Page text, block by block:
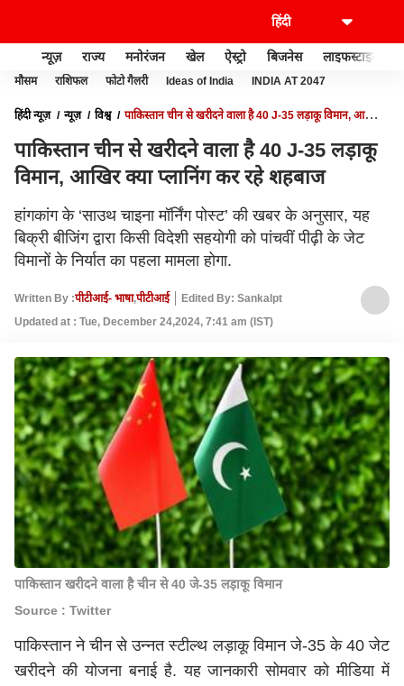
न्यूज़ राज्य मनोरंजन खेल ऐस्ट्रो बिजनेस लाइफस्टाइल
मौसम राशिफल फोटो गैलरी Ideas of India INDIA AT 2047
हिंदी न्यूज़ न्यूज़ विश्व
पाकिस्तान चीन से खरीदने वाला है 40 J-35 लड़ाकू विमान, आखिर
पाकिस्तान चीन से खरीदने वाला है 40 J-35 लड़ाकू
विमान, आखिर क्या प्लानिंग कर रहे शहबाज
हांगकांग के ‘साउथ चाइना मॉर्निंग पोस्ट’ की खबर के अनुसार, यह
बिक्री बीजिंग द्वारा किसी विदेशी सहयोगी को पांचवीं पीढ़ी के जेट
विमानों के निर्यात का पहला मामला होगा.
Written By :पीटीआई- भाषा,पीटीआई
Edited By: Sankalpt
Updated at : Tue, December 24,2024, 7:41 am (IST)
पाकिस्तान खरीदने वाला है चीन से 40 जे-35 लड़ाकू विमान
Source : Twitter
पाकिस्तान ने चीन से उन्नत स्टील्थ लड़ाकू विमान जे-35 के 40 जेट
खरीदने की योजना बनाई है. यह जानकारी सोमवार को मीडिया में